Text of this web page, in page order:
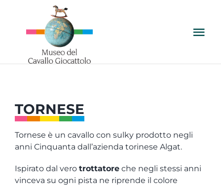
contenuto
VIENI A TROVARCI
TORNESE
Tornese è un cavallo con sulky prodotto negli
anni Cinquanta dall’azienda torinese Algat.
Ispirato dal vero trottatoreche negli stessi anni
vinceva su ogni pista ne riprende il colore